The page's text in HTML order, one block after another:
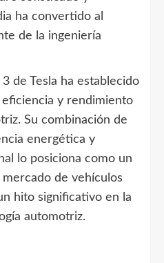
ha convertido al
de la ingeniería
de Tesla ha establecido
y rendimiento
Su combinación de
energética y
lo posiciona como un
de vehículos
hito significativo en la
automotriz.